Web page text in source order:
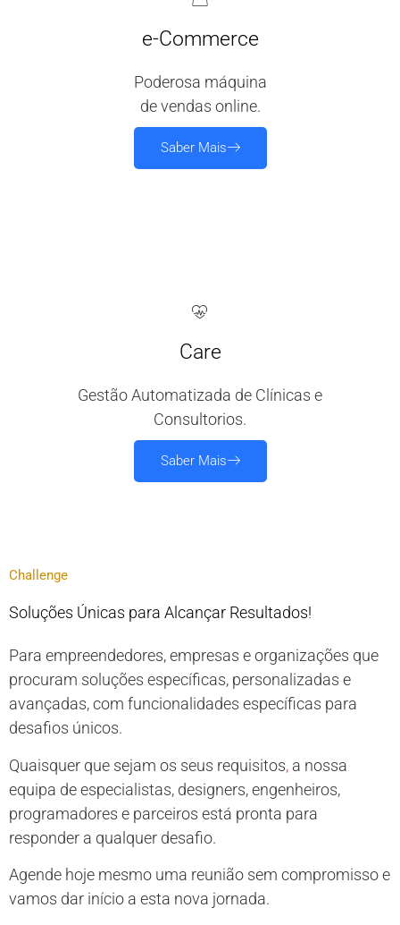
e-Commerce
Poderosa máquina
de vendas online.
Saber Mais
Care
Gestão Automatizada de Clínicas e
Consultorios.
Saber Mais
Challenge
Soluções Únicas para Alcançar Resultados!
Para empreendedores, empresas e organizações que
procuram soluções específicas, personalizadas e
avançadas, com funcionalidades específicas para
desafios únicos.
Quaisquer que sejam os seus requisitos, a nossa
equipa de especialistas, designers, engenheiros,
programadores e parceiros está pronta para
responder a qualquer desafio.
Agende hoje mesmo uma reunião sem compromisso e
vamos dar início a esta nova jornada.